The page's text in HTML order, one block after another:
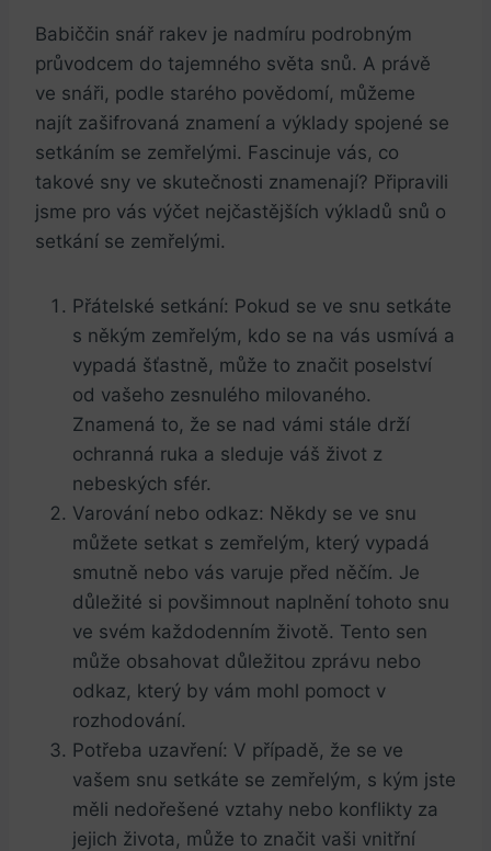
Babiččin snář rakev je nadmíru podrobným
průvodcem do tajemného světa snů. A‌ právě‌
ve ⁢snáři, podle ‌starého povědomí, můžeme⁢
najít zašifrovaná znamení a výklady spojené se⁤
setkáním se zemřelými. Fascinuje vás, co
takové sny ve skutečnosti znamenají? Připravili
jsme‌ pro vás výčet nejčastějších výkladů snů o
setkání se zemřelými.
Přátelské setkání: Pokud se⁤ ve snu⁣ setkáte
s někým zemřelým, kdo se ⁢na vás usmívá a
⁤vypadá šťastně, může to značit poselství
od vašeho zesnulého​ milovaného.‌
Znamená to, ⁤že se nad vámi⁣ stále​ drží
ochranná ruka a sleduje váš život ⁤z
nebeských sfér.
Varování nebo odkaz: Někdy se ve snu
můžete setkat ⁣s zemřelým, který ⁢vypadá
⁤smutně nebo ⁣vás varuje ‌před něčím. Je
důležité si povšimnout naplnění ⁣tohoto snu
ve svém každodenním životě. Tento sen
⁤může obsahovat důležitou zprávu nebo
odkaz, který by vám mohl pomoct v
rozhodování.
Potřeba ‍uzavření:​ V ⁤případě,‍ že ‌se ve‌
vašem snu setkáte se zemřelým, s ⁣kým ⁤jste
měli nedořešené vztahy nebo konflikty za
jejich života, může to ⁤značit vaši vnitřní